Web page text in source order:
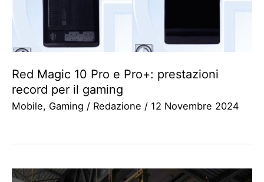
Red Magic 10 Pro e Pro+: prestazioni
record per il gaming
Mobile, Gaming / Redazione / 12 Novembre 2024